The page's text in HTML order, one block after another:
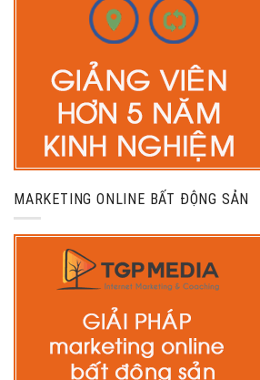
MARKETING ONLINE BẤT ĐỘNG SẢN